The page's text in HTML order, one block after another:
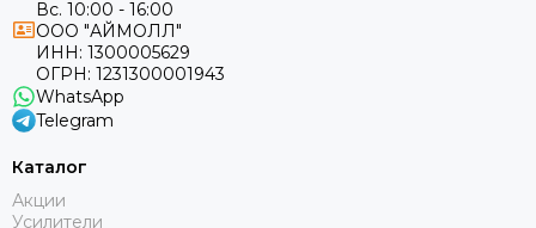
Вс. 10:00 - 16:00
ООО "АЙМОЛЛ"
ИНН: 1300005629
ОГРН: 1231300001943
WhatsApp
Telegram
Каталог
Акции
Усилители